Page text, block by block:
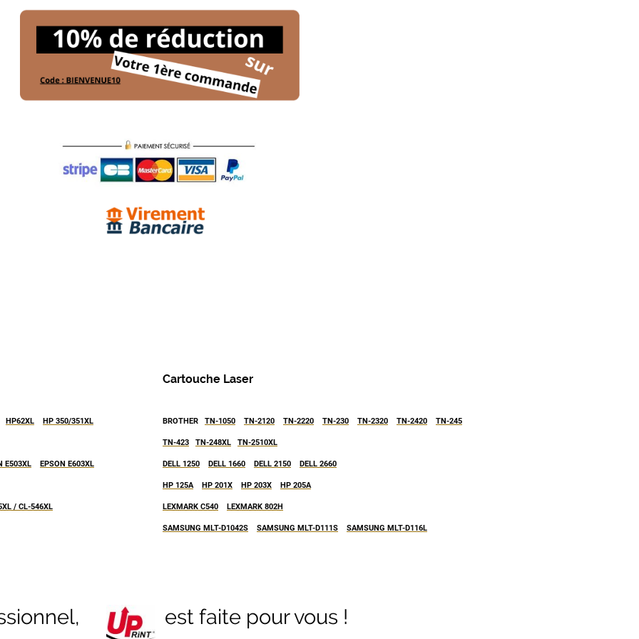
HP62XL HP 350/351XL
E503XL EPSON E603XL
/ CL-546XL
Cartouche Laser
BROTHER TN-1050 TN-2120 TN-2220 TN-230 TN-2320 TN-2420 TN-245
TN-423 TN-248XL TN-2510XL
DELL 1250 DELL 1660 DELL 2150 DELL 2660
HP 125A HP 201X HP 203X HP 205A
LEXMARK C540 LEXMARK 802H
SAMSUNG MLT-D1042S SAMSUNG MLT-D111S SAMSUNG MLT-D116L
est faite pour vous !